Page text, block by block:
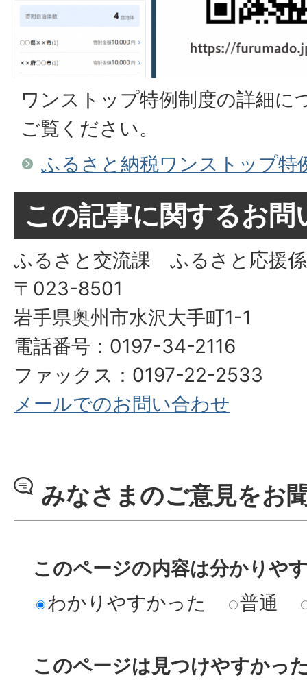
ワンストップ特例制度の詳細に
ご覧ください。
ふるさと納税ワンストップ特
この記事に関するお問
ふるさと交流課 ふるさと応援係
〒023-8501
岩手県奥州市水沢大手町1-1
電話番号：0197-34-2116
ファックス：0197-22-2533
メールでのお問い合わせ
みなさまのご意見をお
このページの内容は分かりや
わかりやすかった
普通
このページは見つけやすかっ